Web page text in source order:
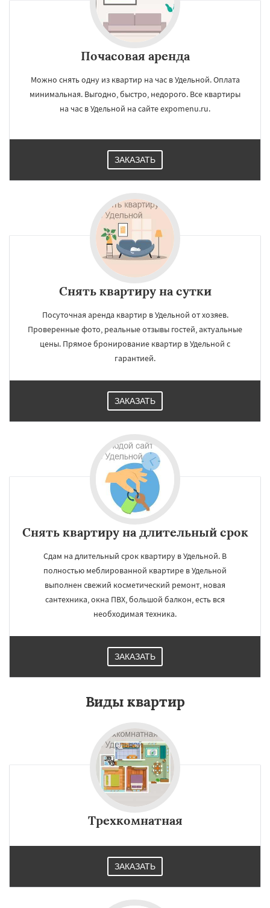
Почасовая аренда
Можно снять одну из квартир на час в Удельной. Оплата
минимальная. Выгодно, быстро, недорого. Все квартиры
на час в Удельной на сайте expomenu.ru.
ЗАКАЗАТЬ
Снять квартиру на сутки
Посуточная аренда квартир в Удельной от хозяев.
Проверенные фото, реальные отзывы гостей, актуальные
цены. Прямое бронирование квартир в Удельной с
гарантией.
ЗАКАЗАТЬ
Снять квартиру на длительный срок
Сдам на длительный срок квартиру в Удельной. В
полностью меблированной квартире в Удельной
выполнен свежий косметический ремонт, новая
сантехника, окна ПВХ, большой балкон, есть вся
необходимая техника.
ЗАКАЗАТЬ
Виды квартир
Трехкомнатная
ЗАКАЗАТЬ